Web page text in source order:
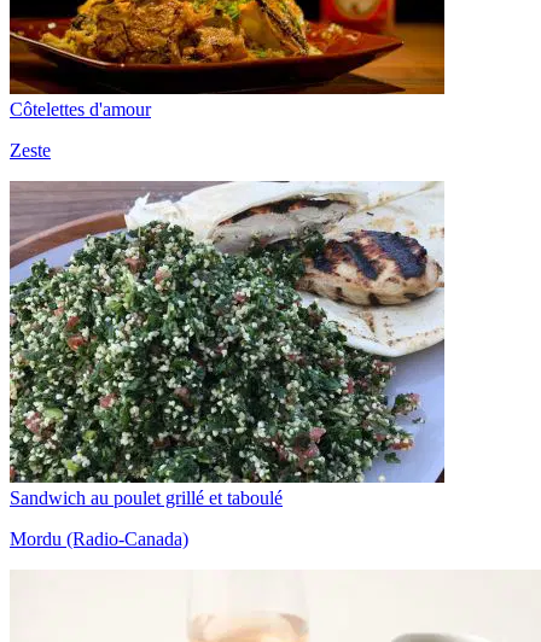
Côtelettes d'amour
Zeste
Sandwich au poulet grillé et taboulé
Mordu (Radio-Canada)